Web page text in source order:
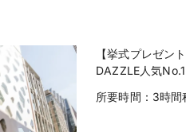
【挙式プレゼン
DAZZLE人気
所要時間： 3時間